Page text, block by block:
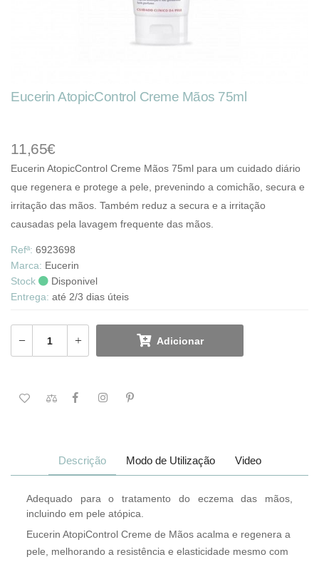
Descrição Modo de Utilização Video
Adequado para o tratamento do eczema das mãos,
incluindo em pele atópica.
Eucerin AtopiControl Creme de Mãos acalma e regenera a
pele, melhorando a resistência e elasticidade mesmo com
Eucerin AtopicControl Creme Mãos 75ml
11,65€
Eucerin AtopicControl Creme Mãos 75ml para um cuidado diário
que regenera e protege a pele, prevenindo a comichão, secura e
irritação das mãos. Também reduz a secura e a irritação
causadas pela lavagem frequente das mãos.
Refª: 6923698
Marca: Eucerin
Stock
Disponivel
Entrega: até 2/3 dias úteis
Adicionar